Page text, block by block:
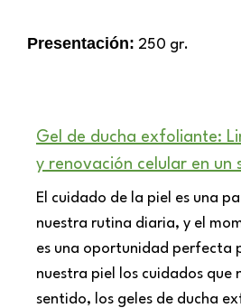
Presentación: 250 gr.
Gel de ducha exfoliante:
y renovación celular en un
El cuidado de la piel es una
nuestra rutina diaria, y el
es una oportunidad perfecta
nuestra piel los cuidados que
sentido, los geles de ducha